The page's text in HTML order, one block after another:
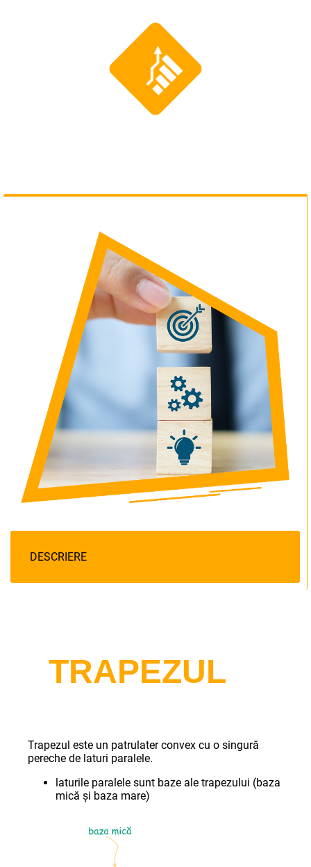
DESCRIERE
TRAPEZUL
Trapezul este un patrulater convex cu o singură
pereche de laturi paralele.
laturile paralele sunt baze ale trapezului (baza
mică și baza mare)